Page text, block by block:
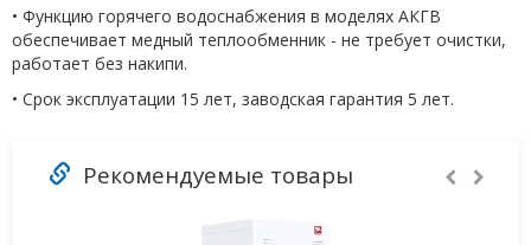
• Функцию горячего водоснабжения в моделях АКГВ
обеспечивает медный теплообменник - не требует очистки,
работает без накипи.
• Срок эксплуатации 15 лет, заводская гарантия 5 лет.
Рекомендуемые товары